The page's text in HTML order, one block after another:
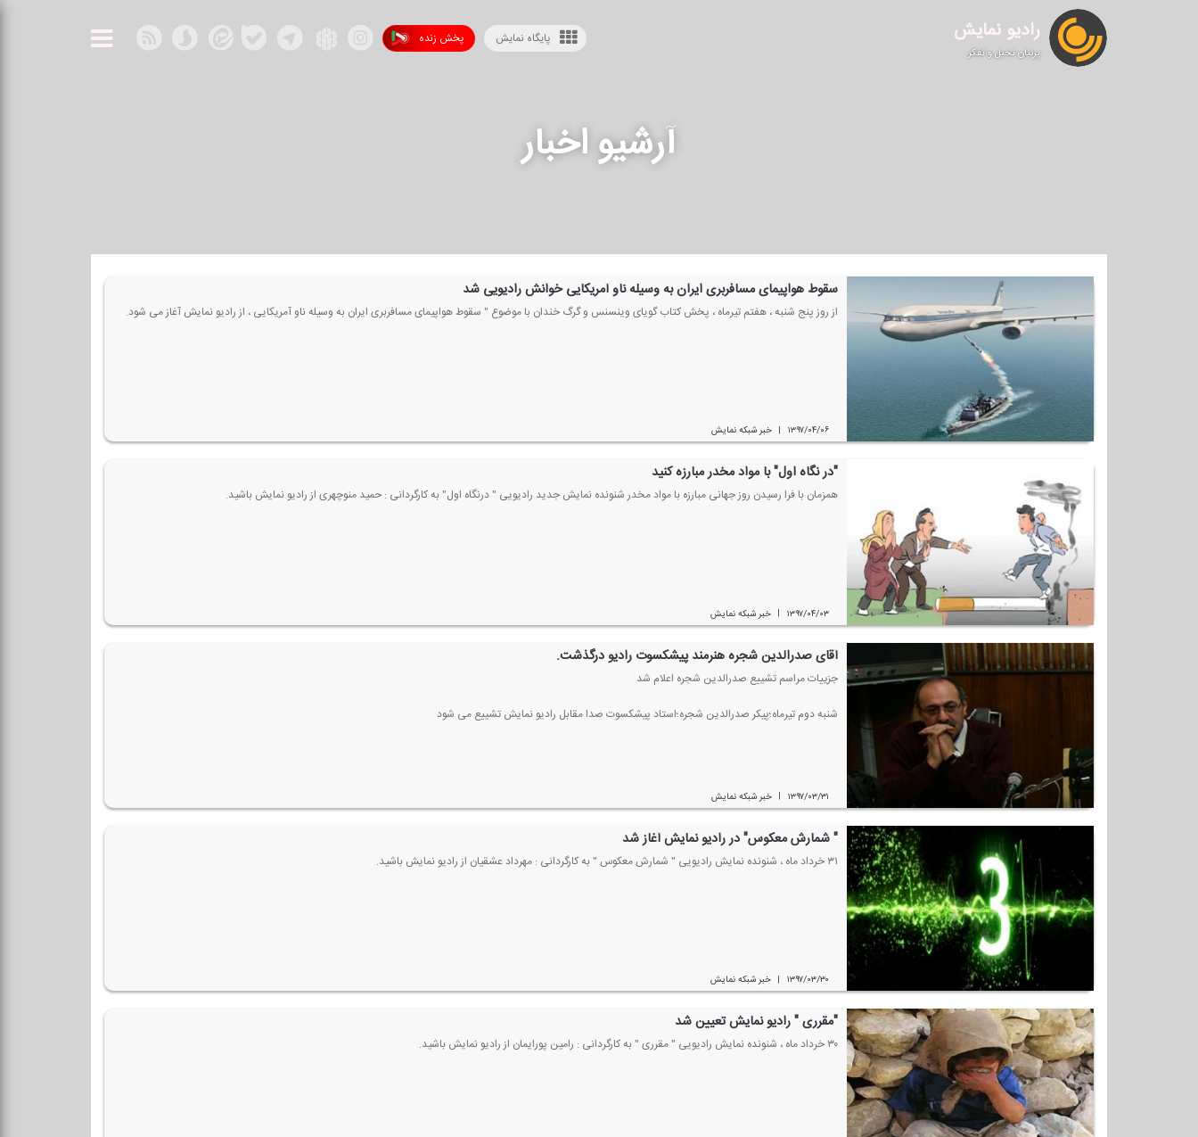
رادیو نمایش
پرنیان تخیل و تفکر
پخش زنده پایگاه نمایش
آرشیو اخبار
سقوط هواپیمای مسافربری ایران به وسیله ناو آمریكایی خوانش رادیویی شد
از روز پنج شنبه ، هفتم تیرماه ، پخش كتاب گویای وینسنس و گرگ خندان با موضوع " سقوط هواپیمای مسافربری ایران به وسیله ناو آمریكایی ، از رادیو نمایش آغاز می شود.
۱۳۹۷/۰۴/۰۶ | خبر شبكه نمایش
"در نگاه اول" با مواد مخدر مبارزه كنید
همزمان با فرا رسیدن روز جهانی مبارزه با مواد مخدر شنونده نمایش جدید رادیویی " درنگاه اول" به كارگردانی : حمید منوچهری از رادیو نمایش باشید.
۱۳۹۷/۰۴/۰۳ | خبر شبكه نمایش
آقای صدرالدین شجره هنرمند پیشكسوت رادیو درگذشت.
جزییات مراسم تشییع صدرالدین شجره اعلام شد
شنبه دوم تیرماه؛پیكر صدرالدین شجره؛استاد پیشكسوت صدا مقابل رادیو‌ نمایش تشییع می شود
۱۳۹۷/۰۳/۳۱ | خبر شبكه نمایش
" شمارش معكوس" در رادیو نمایش آغاز شد
۳۱ خرداد ماه ، شنونده نمایش رادیویی " شمارش معكوس " به كارگردانی : مهرداد عشقیان از رادیو نمایش باشید.
۱۳۹۷/۰۳/۳۰ | خبر شبكه نمایش
"مقرری " رادیو نمایش تعیین شد
۳۰ خرداد ماه ، شنونده نمایش رادیویی " مقرری " به كارگردانی : رامین پورایمان از رادیو نمایش باشید.